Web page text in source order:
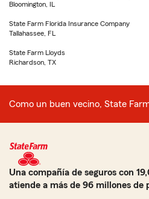
Bloomington, IL
State Farm Florida Insurance Company
Tallahassee, FL
State Farm Lloyds
Richardson, TX
Como un buen vecino, State
Una compañía de seguros con
atiende a más de 96 millones de